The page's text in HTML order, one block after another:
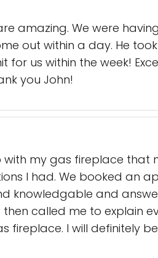
amazing. We were
out within a day. He
for us within the week!
you John!
with my gas fireplace that
I had. We booked an
knowledgable and
called me to explain
fireplace. I will definitely